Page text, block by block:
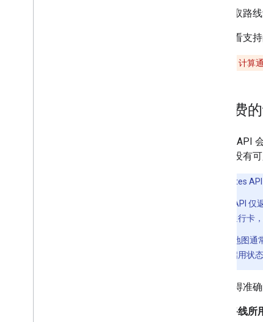
如需获取路
如需查看支
计算
通行费
Routes API
定路线没有
：Routes
Routes API
定任何通行卡
Google 地图
认处于启用状态
如需获得准
路线